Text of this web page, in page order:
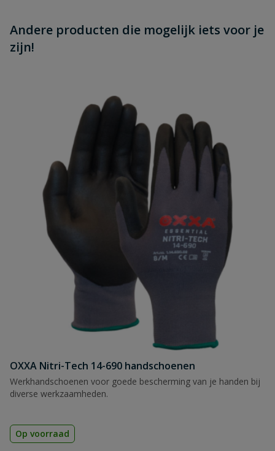
Andere producten die mogelijk iets voor je
zijn!
OXXA Nitri-Tech 14-690 handschoenen
Werkhandschoenen voor goede bescherming van je handen bij
diverse werkzaamheden.
Op voorraad